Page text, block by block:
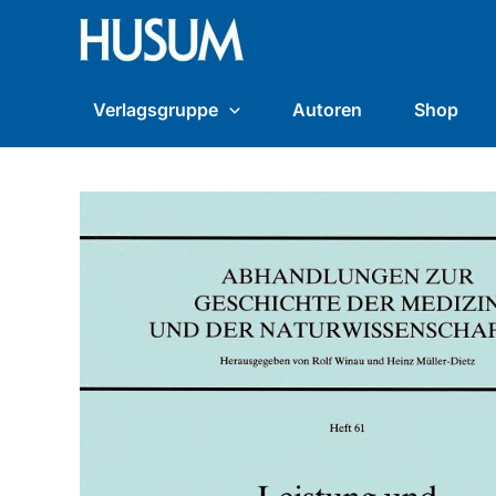
Verlagsgruppe Autoren Shop